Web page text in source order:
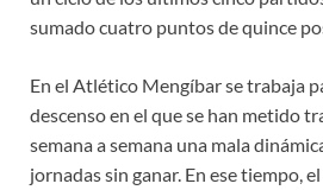
sumado cuatro puntos de quince
En el Atlético Mengíbar se trabaja
descenso en el que se han metido
semana a semana una mala
jornadas sin ganar. En ese tiempo,